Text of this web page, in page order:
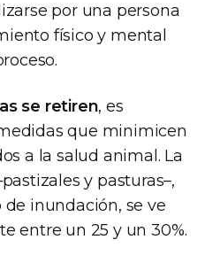
por una persona
físico y mental
se retiren, es
que minimicen
a la salud animal. La
y pasturas–,
inundación, se ve
entre un 25 y un 30%.